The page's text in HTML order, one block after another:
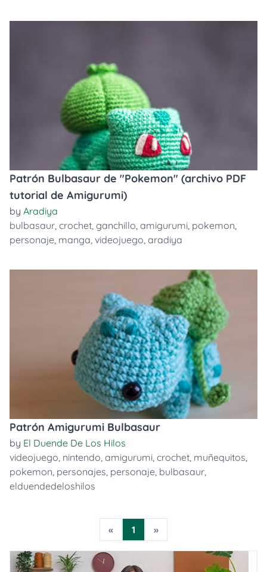
Patrón Bulbasaur de "Pokemon" (archivo PDF
tutorial de Amigurumi)
by Aradiya
bulbasaur, crochet, ganchillo, amigurumi, pokemon,
personaje, manga, videojuego, aradiya
Patrón Amigurumi Bulbasaur
by El Duende De Los Hilos
videojuego, nintendo, amigurumi, crochet, muñequitos,
pokemon, personajes, personaje, bulbasaur,
elduendedeloshilos
« 1 »